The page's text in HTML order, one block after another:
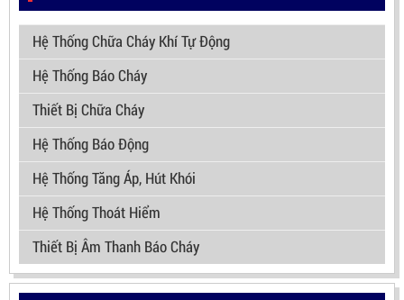
Hệ Thống Chữa Cháy Khí Tự Động
Hệ Thống Báo Cháy
Thiết Bị Chữa Cháy
Hệ Thống Báo Động
Hệ Thống Tăng Áp, Hút Khói
Hệ Thống Thoát Hiểm
Thiết Bị Âm Thanh Báo Cháy